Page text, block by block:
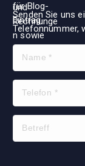
Senden Sie uns
Telefonnummer,